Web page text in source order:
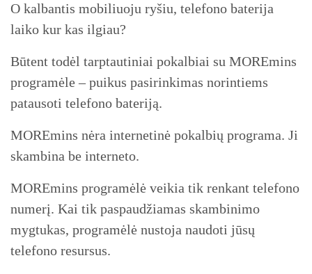
O kalbantis mobiliuoju ryšiu, telefono baterija
laiko kur kas ilgiau?
Būtent todėl tarptautiniai pokalbiai su MOREmins
programėle – puikus pasirinkimas norintiems
patausoti telefono bateriją.
MOREmins nėra internetinė pokalbių programa. Ji
skambina be interneto.
MOREmins programėlė veikia tik renkant telefono
numerį. Kai tik paspaudžiamas skambinimo
mygtukas, programėlė nustoja naudoti jūsų
telefono resursus.